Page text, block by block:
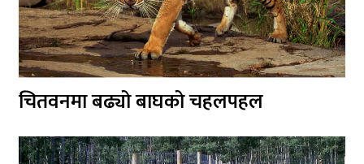
चितवनमा बढ्यो बाघको चहलपहल